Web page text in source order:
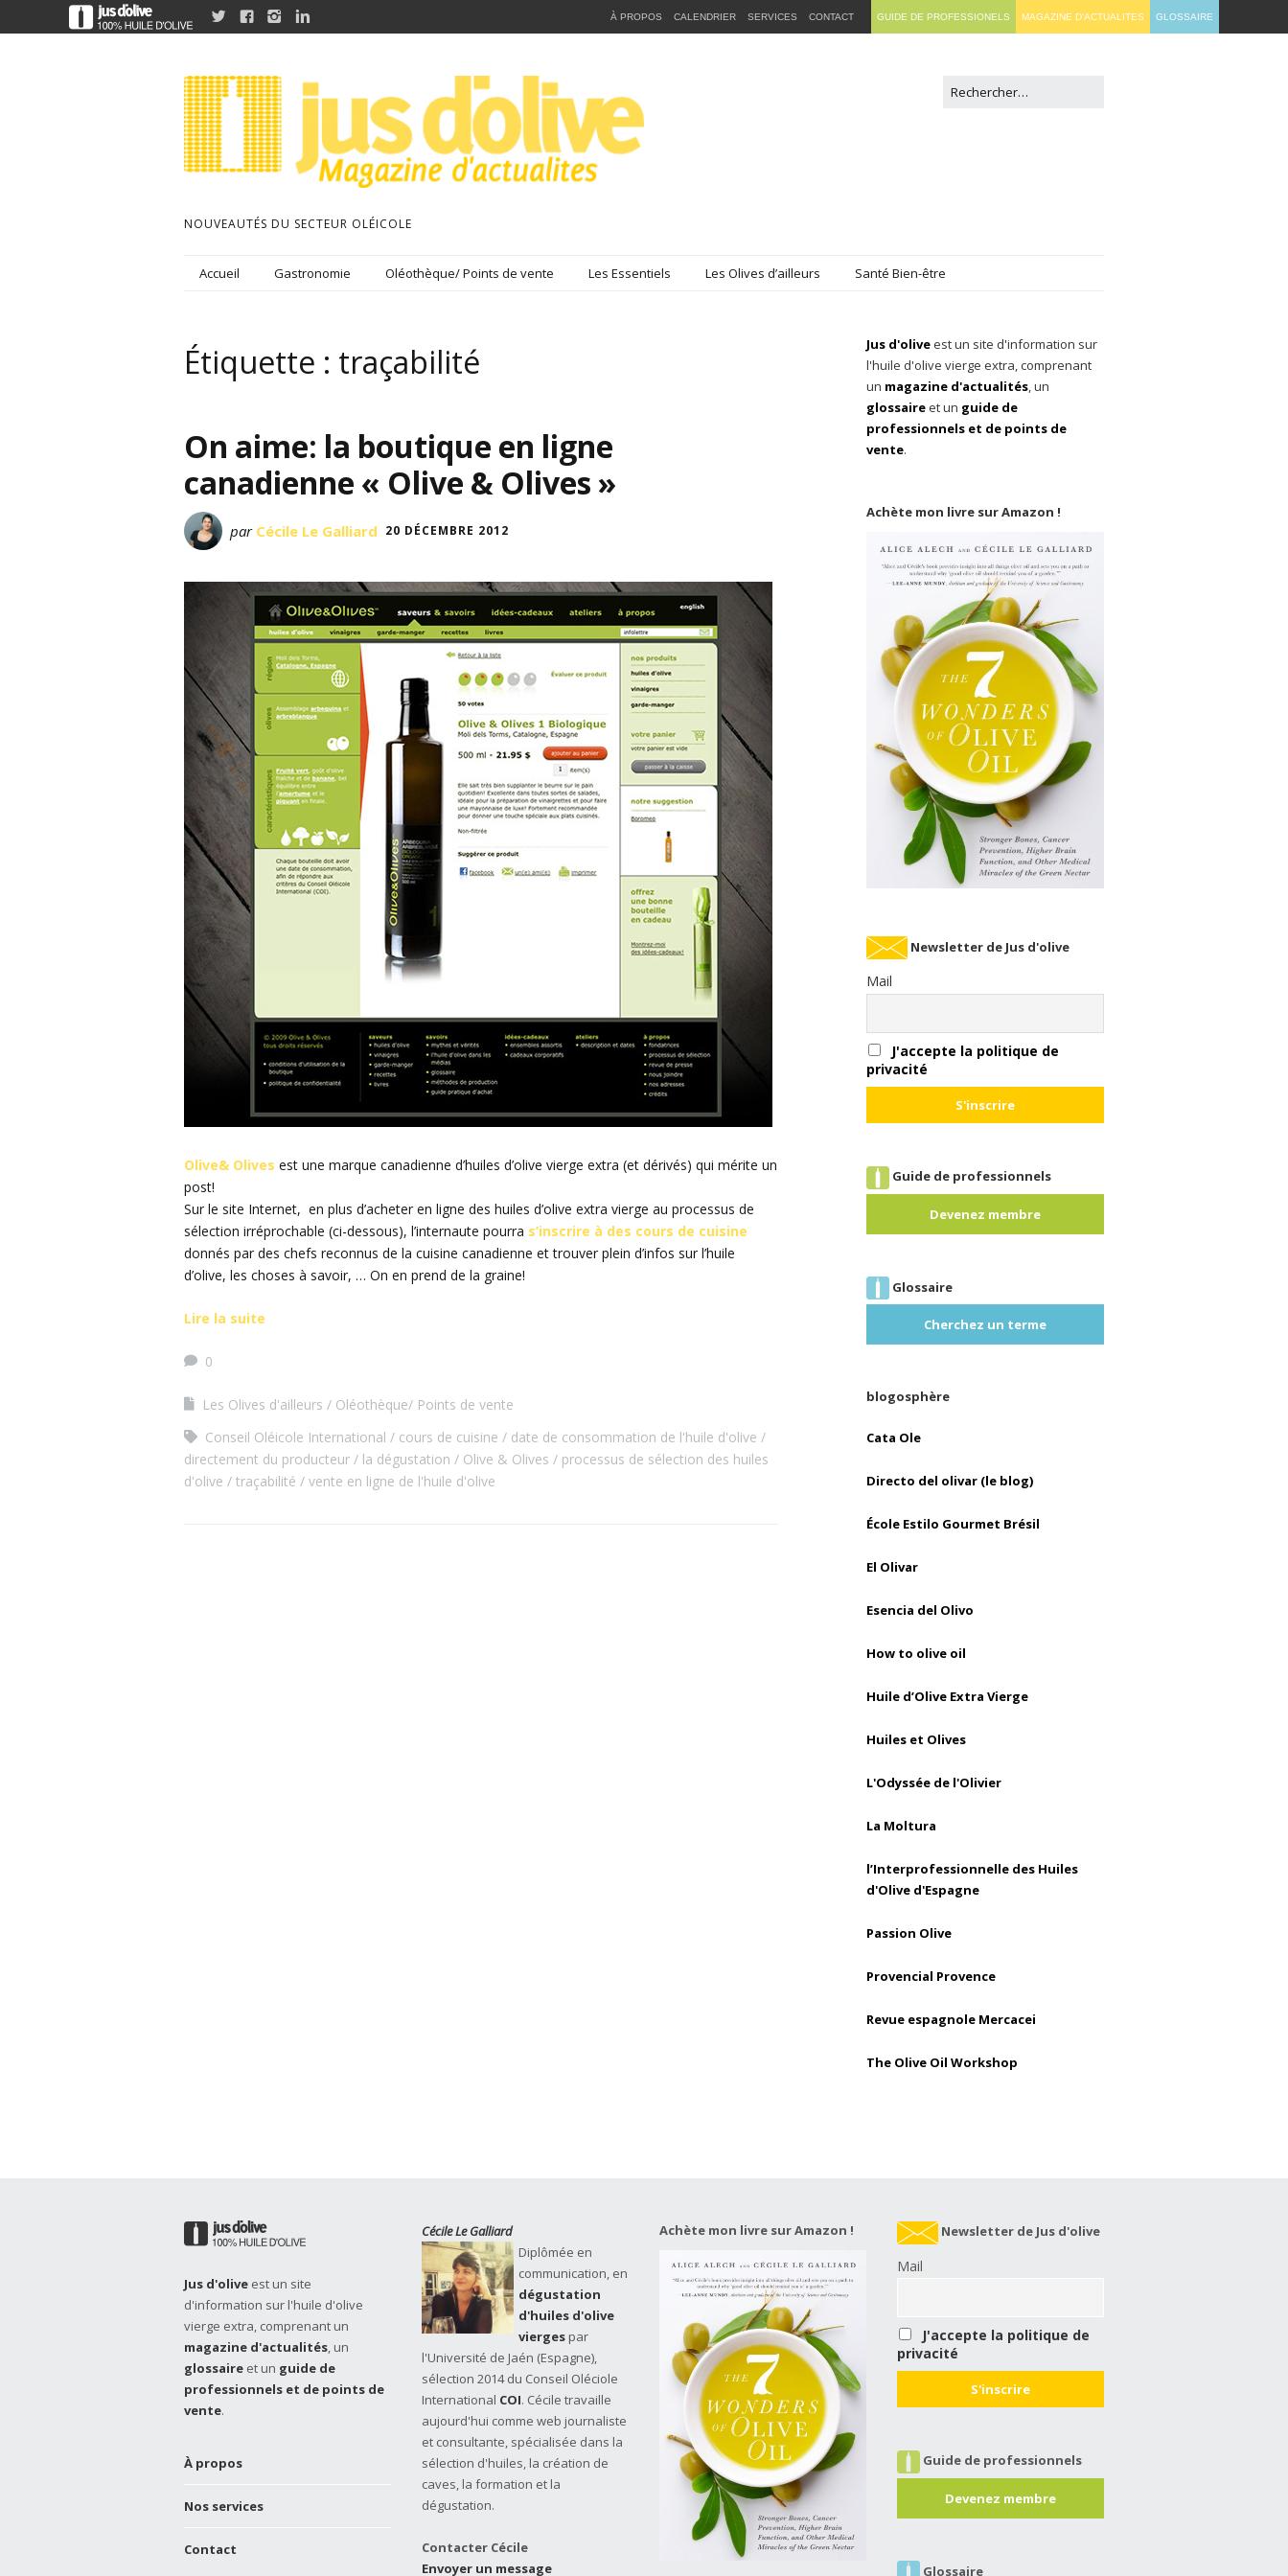
NOUVEAUTÉS DU SECTEUR OLÉICOLE
Accueil Gastronomie Oléothèque/ Points de vente Les Essentiels Les Olives d’ailleurs Santé Bien-être
Étiquette : traçabilité
On aime: la boutique en ligne
canadienne « Olive & Olives »
par Cécile Le Galliard 20 DÉCEMBRE 2012
Olive& Olives est une marque canadienne d’huiles d’olive vierge extra (et dérivés) qui mérite un
post!
Sur le site Internet, en plus d’acheter en ligne des huiles d’olive extra vierge au processus de
sélection irréprochable (ci-dessous), l’internaute pourra s’inscrire à des cours de cuisine
donnés par des chefs reconnus de la cuisine canadienne et trouver plein d’infos sur l’huile
d’olive, les choses à savoir, … On en prend de la graine!
Lire la suite
0
Les Olives d'ailleurs
Oléothèque/ Points de vente
Conseil Oléicole International
cours de cuisine
date de consommation de l'huile d'olive
directement du producteur
la dégustation Olive & Olives
processus de sélection des huiles
d'olive
traçabilité vente en ligne de l'huile d'olive
Jus d'oliveest un site d'information sur
l'huile d'olive vierge extra, comprenant
un magazine d'actualités, un
glossaireet un guide de
professionnels et de points de
vente.
Achète mon livre sur Amazon !
Newsletter de Jus d'olive
Mail
J'accepte la politique de
privacité
Guide de professionnels
Devenez membre
Glossaire
Cherchez un terme
blogosphère
Cata Ole
Directo del olivar (le blog)
École Estilo Gourmet Brésil
El Olivar
Esencia del Olivo
How to olive oil
Huile d’Olive Extra Vierge
Huiles et Olives
L'Odyssée de l'Olivier
La Moltura
l’Interprofessionnelle des Huiles
d'Olive d'Espagne
Passion Olive
Provencial Provence
Revue espagnole Mercacei
The Olive Oil Workshop
Jus d'olive est un site
d'information sur l'huile d'olive
vierge extra, comprenant un
magazine d'actualités, un
glossaire et un guide de
professionnels et de points de
vente.
À propos
Nos services
Contact
Cécile Le Galliard
Diplômée en
communication, en
dégustation
d'huiles d'olive
vierges par
l'Université de Jaén (Espagne),
sélection 2014 du Conseil Oléciole
International COI. Cécile travaille
aujourd'hui comme web journaliste
et consultante, spécialisée dans la
sélection d'huiles, la création de
caves, la formation et la
dégustation.
Contacter Cécile
Envoyer un message
Achète mon livre sur Amazon ! Newsletter de Jus d'olive
Mail
J'accepte la politique de
privacité
Guide de professionnels
Devenez membre
Glossaire
    GUIDE DE PROFESSIONELS MAGAZINE D'ACTUALITES GLOSSAIRE
À PROPOS CALENDRIER SERVICES CONTACT